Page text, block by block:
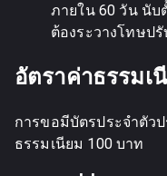
ภายใน 60 วัน นั
ต้องระวางโทษป
อัตราค่าธรรมเ
การขอมีบัตรประจำตัว
ธรรมเนียม 100 บาท